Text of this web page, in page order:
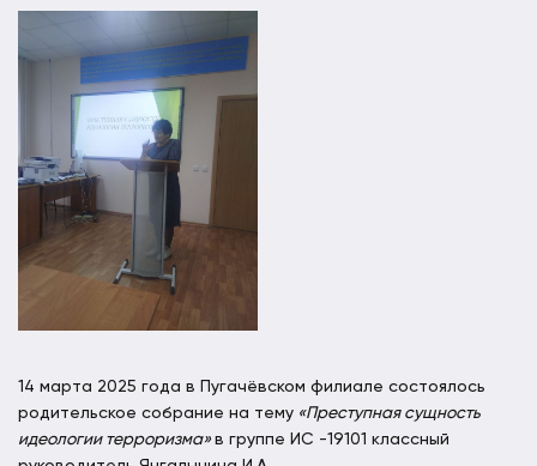
14 марта 2025 года в Пугачёвском филиале состоялось
родительское собрание на тему «Преступная сущность
идеологии терроризма» в группе ИС -19101 классный